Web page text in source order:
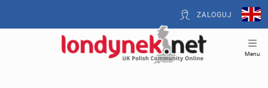
ZALOGUJ
Menu